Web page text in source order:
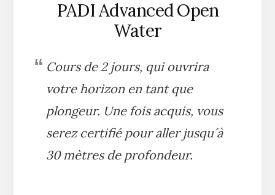
PADI Advanced Open
Water
Cours de 2 jours, qui ouvrira
votre horizon en tant que
plongeur. Une fois acquis, vous
serez certifié pour aller jusqu´à
30 mètres de profondeur.